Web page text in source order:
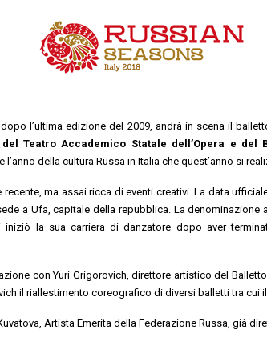
l’ultima edizione del 2009, andrà in scena il
Teatro Accademico Statale dell’Opera e del
l’anno della cultura Russa in Italia che quest’anno si
recente, ma assai ricca di eventi creativi. La data
a Ufa, capitale della repubblica. La denominazione
la sua carriera di danzatore dopo aver
con Yuri Grigorovich, direttore artistico del
il riallestimento coreografico di diversi balletti tra cui il
Artista Emerita della Federazione Russa, già